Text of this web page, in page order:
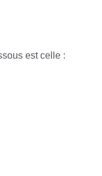
est celle :